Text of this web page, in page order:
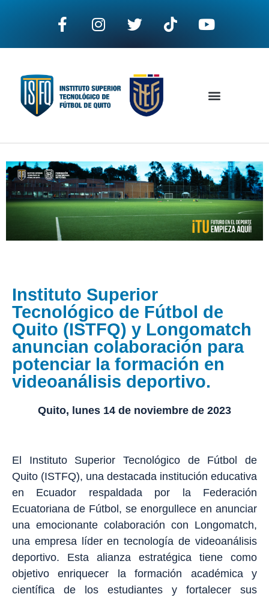
Instituto Superior
Tecnológico de Fútbol de
Quito (ISTFQ) y Longomatch
anuncian colaboración para
potenciar la formación en
videoanálisis deportivo.
Quito, lunes 14 de noviembre de 2023
El Instituto Superior Tecnológico de Fútbol de
Quito (ISTFQ), una destacada institución educativa
en Ecuador respaldada por la Federación
Ecuatoriana de Fútbol, se enorgullece en anunciar
una emocionante colaboración con Longomatch,
una empresa líder en tecnología de videoanálisis
deportivo. Esta alianza estratégica tiene como
objetivo enriquecer la formación académica y
científica de los estudiantes y fortalecer sus